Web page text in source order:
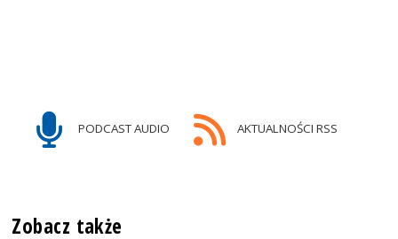
PODCAST AUDIO AKTUALNOŚCI RSS
Zobacz także